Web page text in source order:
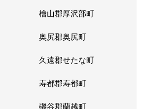
檜山郡厚沢部町
奥尻郡奥尻町
久遠郡せたな町
寿都郡寿都町
磯谷郡蘭越町